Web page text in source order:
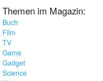
Themen im Magazin:
Buch
Film
TV
Game
Gadget
Science